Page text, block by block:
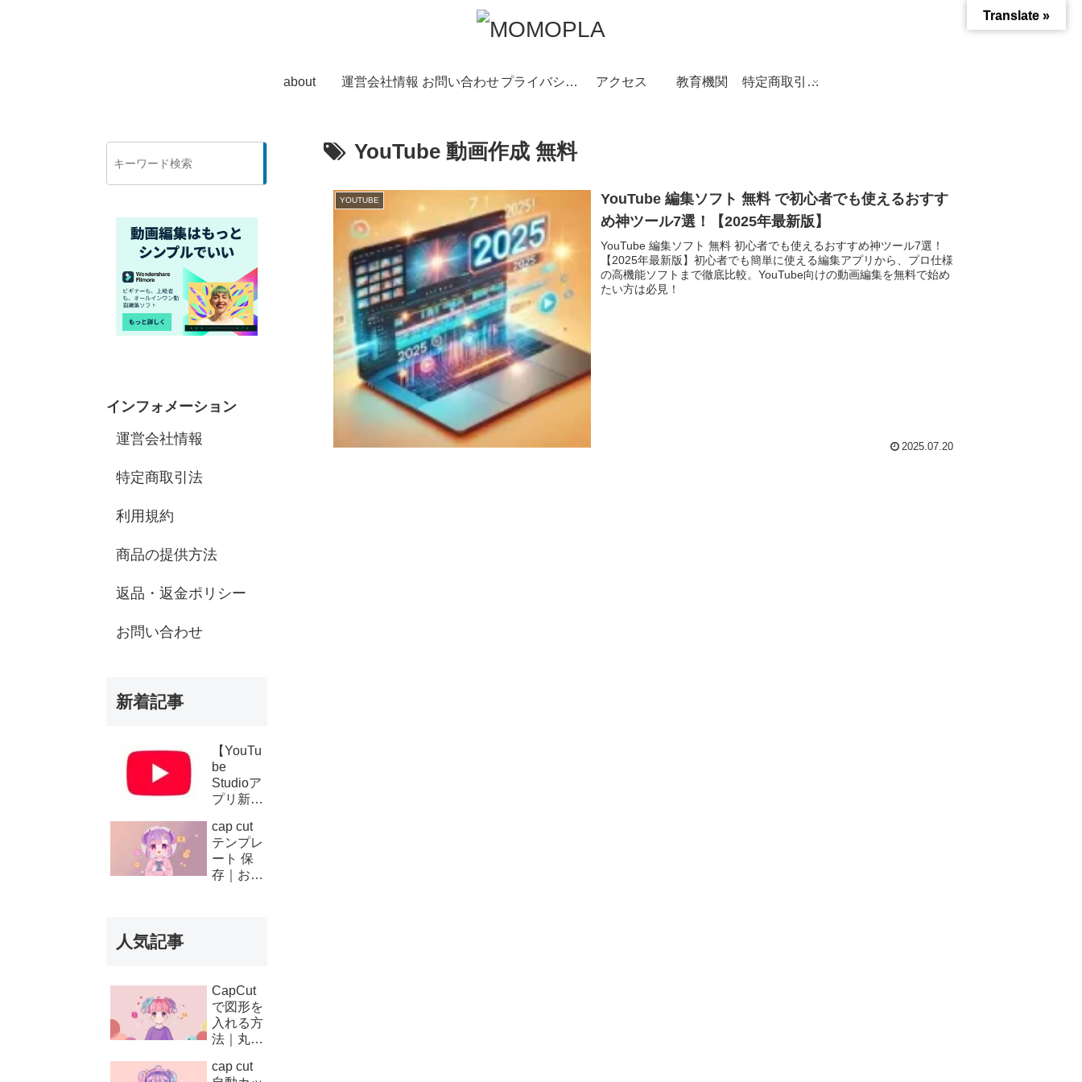
about 運営会社情報 お問い合わせ プライバシーポリシー アクセス 教育機関 特定商取引法に基づく表記
YouTube 動画作成 無料
YOUTUBE
YouTube 編集ソフト 無料 で初心者でも使えるおすす
め神ツール7選！【2025年最新版】
YouTube 編集ソフト 無料 初心者でも使えるおすすめ神ツール7選！
【2025年最新版】初心者でも簡単に使える編集アプリから、プロ仕様
の高機能ソフトまで徹底比較。YouTube向けの動画編集を無料で始め
たい方は必見！
2025.07.20
インフォメーション
運営会社情報
特定商取引法
利用規約
商品の提供方法
返品・返金ポリシー
お問い合わせ
新着記事
【YouTu
be
Studioア
プリ新機
チャンネ
ルの収
益・支払
い履歴が
cap cut
テンプレ
ート 保
存｜お気
人気記事
CapCut
で図形を
入れる方
法｜丸・
角の使い
cap cut
Translate »